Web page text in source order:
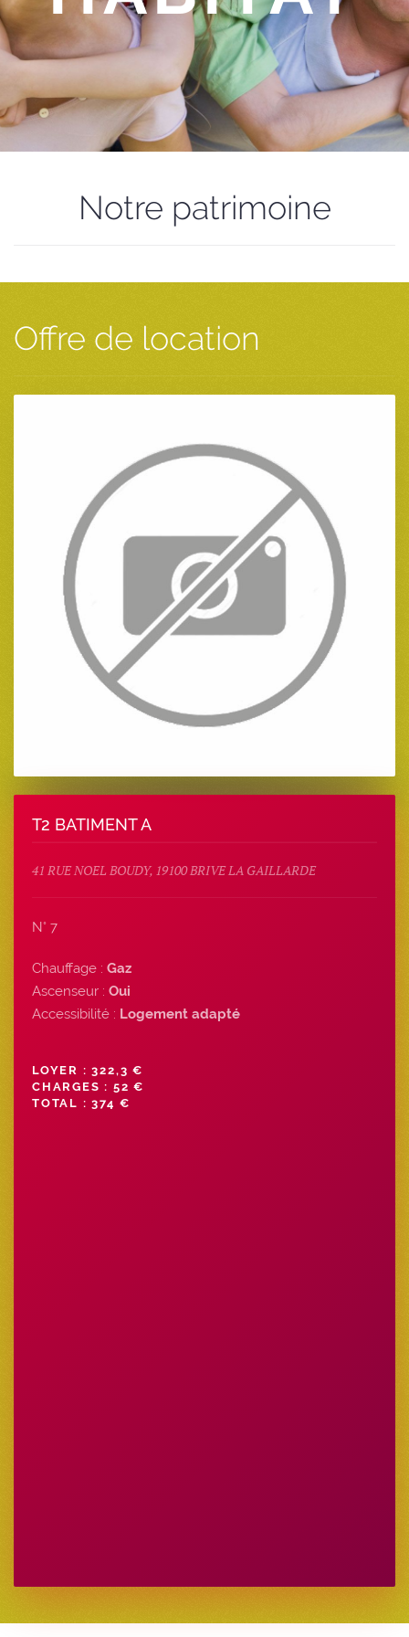
Notre patrimoine
Offre de location
T2 BATIMENT A
41 RUE NOEL BOUDY, 19100 BRIVE LA GAILLARDE
N° 7
Chauffage : Gaz
Ascenseur : Oui
Accessibilité : Logement adapté
LOYER : 322,3 €
CHARGES : 52 €
TOTAL : 374 €